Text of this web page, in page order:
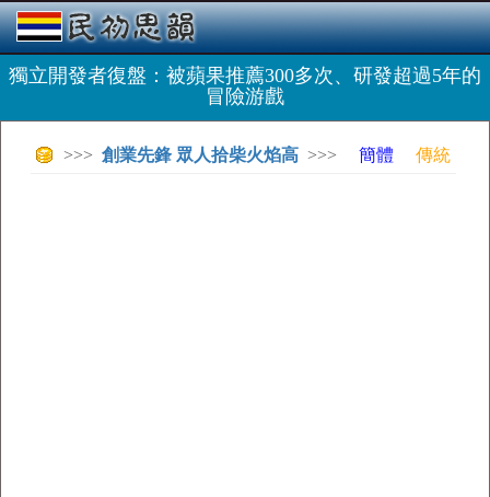
獨立開發者復盤：被蘋果推薦300多次、研發超過5年的
冒險游戲
>>> 創業先鋒 眾人拾柴火焰高 >>> 簡體 傳統